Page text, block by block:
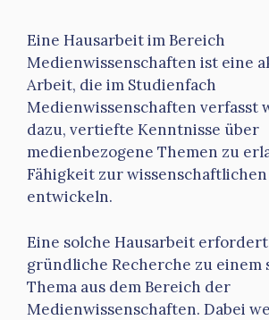
Eine Hausarbeit im Bereich
Medienwissenschaften ist eine
Arbeit, die im Studienfach
Medienwissenschaften verfasst
dazu, vertiefte Kenntnisse über
medienbezogene Themen zu
Fähigkeit zur
entwickeln.
Eine solche Hausarbeit
gründliche Recherche zu einem
Thema aus dem Bereich der
Medienwissenschaften. Dabei